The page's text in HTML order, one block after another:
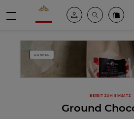
Valrhona - Imaginons le meilleur du
Mein kontoSuche
DUNKEL
BEREIT ZUM EINSATZ
Ground